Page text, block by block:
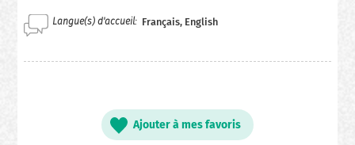
Langue(s) d'accueil Français, English
Ajouter à mes favoris